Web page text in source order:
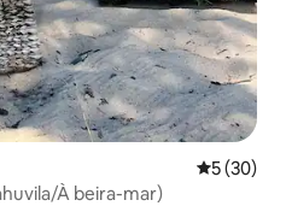
5 de uma
5 (30)
À beira-mar)